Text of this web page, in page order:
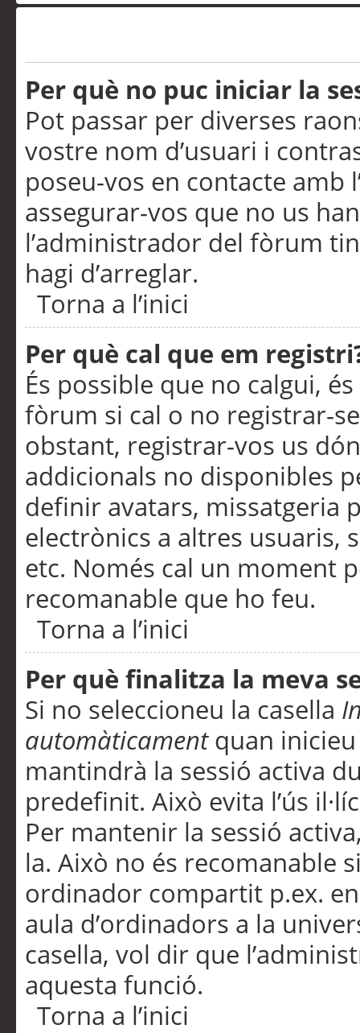
Per què no puc iniciar la
Pot passar per diverses
vostre nom d’usuari i
poseu-vos en contacte
assegurar-vos que no us
l’administrador del fòrum
hagi d’arreglar.
Torna a l’inici
Per què cal que em
És possible que no calgui,
fòrum si cal o no registrar-
obstant, registrar-vos us
addicionals no disponibles
definir avatars, missatgeria
electrònics a altres usuaris,
etc. Només cal un moment
recomanable que ho feu.
Torna a l’inici
Per què finalitza la meva
Si no seleccioneu la casella
automàticamentquan inicieu
mantindrà la sessió activa
predefinit. Això evita l’ús
Per mantenir la sessió
la. Això no és recomanable
ordinador compartit p.ex.
aula d’ordinadors a la
casella, vol dir que
aquesta funció.
Torna a l’inici